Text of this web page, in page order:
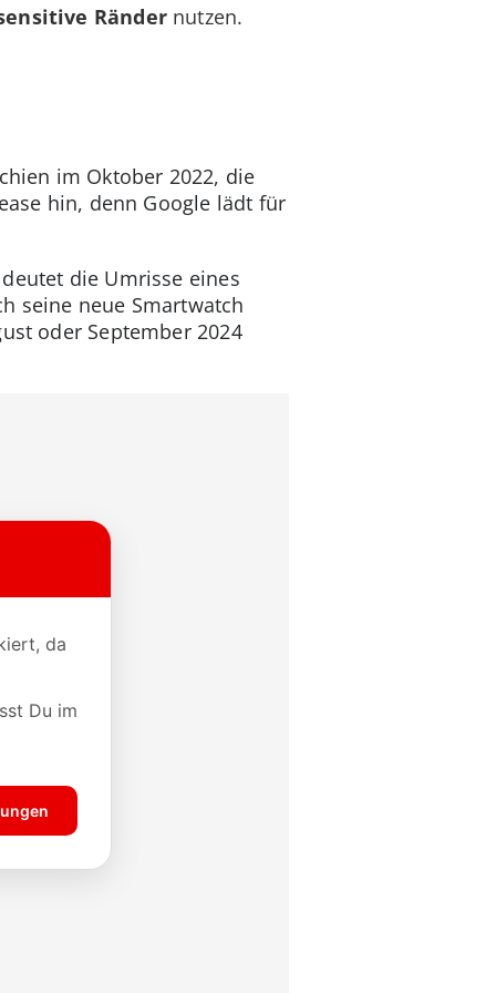
Rändernutzen.
im Oktober 2022, die
hin, denn Google lädt für
die Umrisse eines
seine neue Smartwatch
oder September 2024